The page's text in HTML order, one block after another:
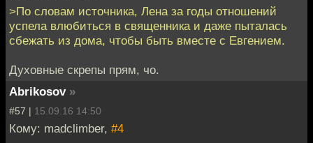
>По словам источника, Лена за годы отношений
успела влюбиться в священника и даже пыталась
сбежать из дома, чтобы быть вместе с Евгением.
Духовные скрепы прям, чо.
Abrikosov »
#57 | 15.09.16 14:50
Кому: madclimber, #4